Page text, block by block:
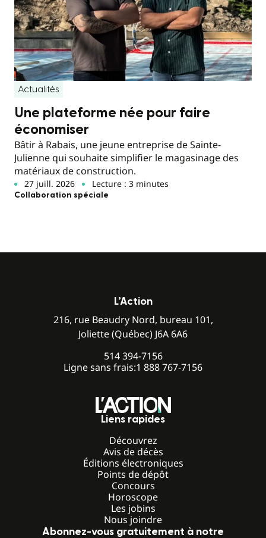
Actualités
Une plateforme née pour faire
économiser
Bâtir à Rabais, une jeune entreprise de Sainte-
Julienne qui souhaite simplifier le magasinage des
matériaux de construction.
27 juill. 2026 Lecture : 3 minutes
Collaboration spéciale
L’Action
216, rue Beaudry Nord, bureau 101,
Joliette (Québec) J6A 6A6
514 394-7156
Ligne sans frais:1 888 767-7156
Liens rapides
Découvrez
Avis de décès
Éditions électroniques
Points de dépôt
Concours
Horoscope
Les jobins
Nous joindre
Abonnez-vous gratuitement à notre